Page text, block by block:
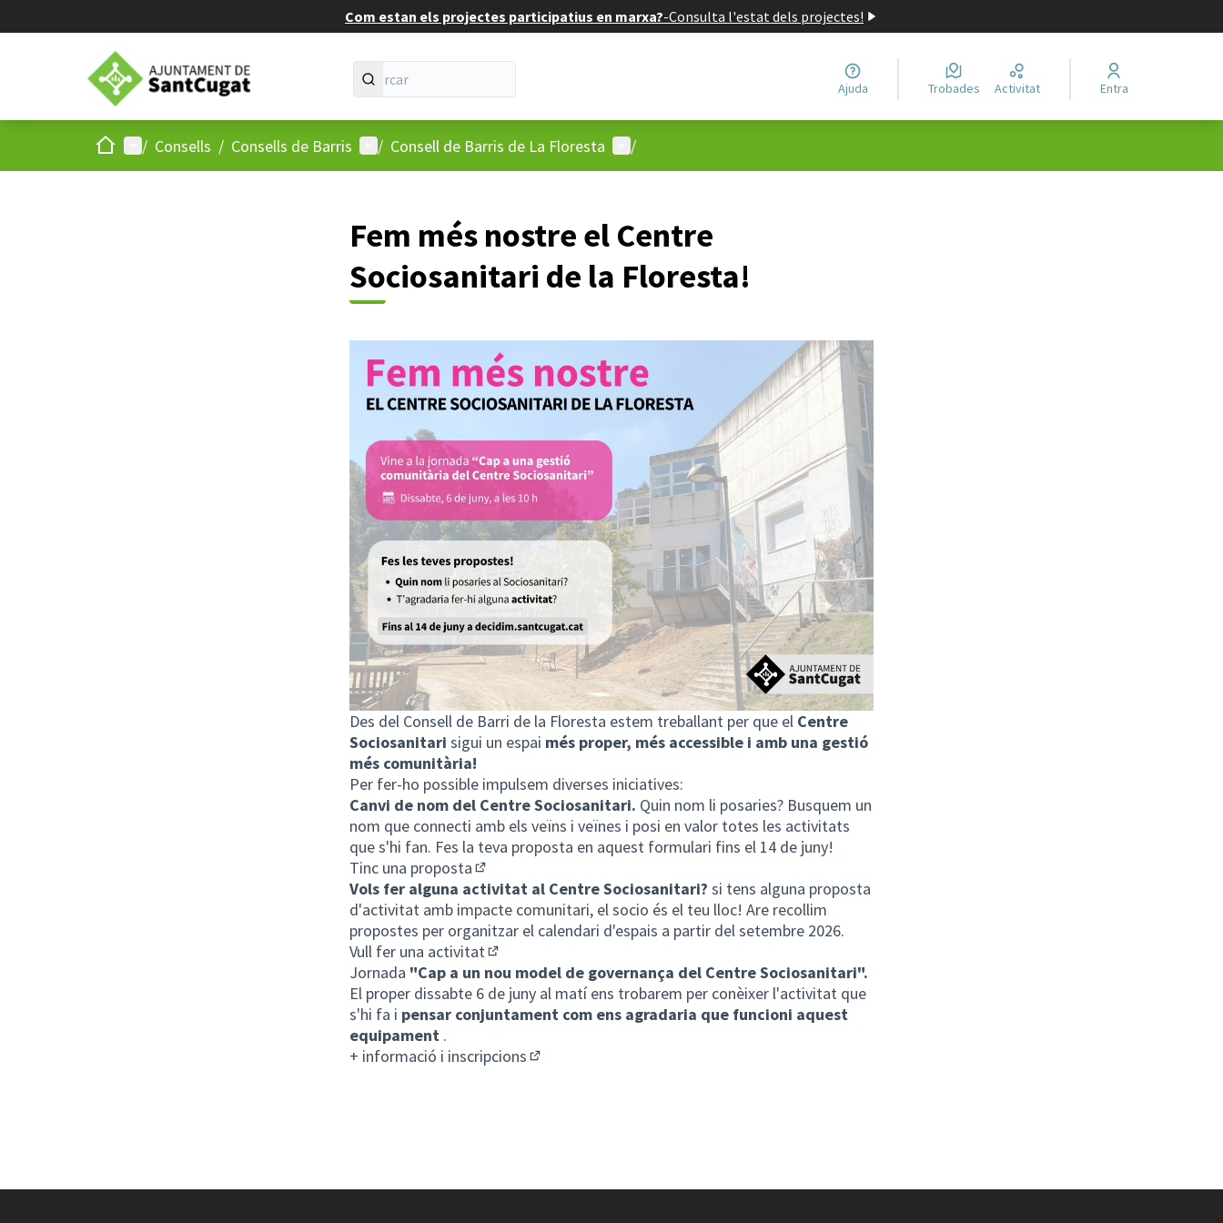
Com estan els projectes participatius en marxa?-Consulta l'estat dels projectes!
Ajuda Trobades Activitat Entra
Inici Menú principal
/ Consells / Consells de Barris Menú d'usuari
/ Consell de Barris de La Floresta Menú d'usuari
/
Fem més nostre el Centre
Sociosanitari de la Floresta!
Des del Consell de Barri de la Floresta estem treballant per que el Centre
Sociosanitari sigui un espai més proper, més accessible i amb una gestió
més comunitària!
Per fer-ho possible impulsem diverses iniciatives:
Canvi de nom del Centre Sociosanitari. Quin nom li posaries? Busquem un
nom que connecti amb els veïns i veïnes i posi en valor totes les activitats
que s'hi fan. Fes la teva proposta en aquest formulari fins el 14 de juny!
Tinc una proposta
(Obrir en una pestanya nova)
Vols fer alguna activitat al Centre Sociosanitari? si tens alguna proposta
d'activitat amb impacte comunitari, el socio és el teu lloc! Are recollim
propostes per organitzar el calendari d'espais a partir del setembre 2026.
Vull fer una activitat
(Obrir en una pestanya nova)
Jornada "Cap a un nou model de governança del Centre Sociosanitari".
El proper dissabte 6 de juny al matí ens trobarem per conèixer l'activitat que
s'hi fa i pensar conjuntament com ens agradaria que funcioni aquest
equipament .
+ informació i inscripcions